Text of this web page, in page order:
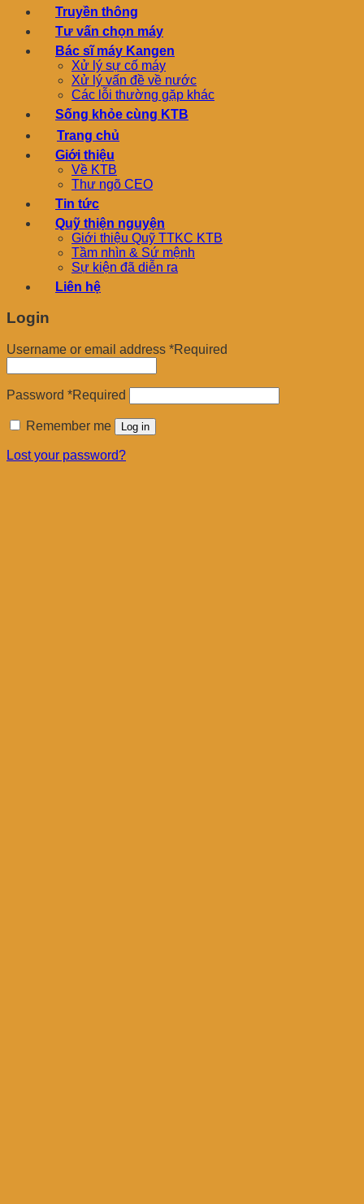
Truyền thông
Tư vấn chọn máy
Bác sĩ máy Kangen
Xử lý sự cố máy
Xử lý vấn đề về nước
Các lỗi thường gặp khác
Sống khỏe cùng KTB
Trang chủ
Giới thiệu
Về KTB
Thư ngõ CEO
Tin tức
Quỹ thiện nguyện
Giới thiệu Quỹ TTKC KTB
Tầm nhìn & Sứ mệnh
Sự kiện đã diễn ra
Liên hệ
Login
Username or email address *Required
Password *Required
Remember me Log in
Lost your password?